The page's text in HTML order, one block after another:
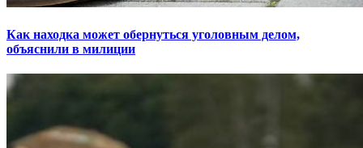
Как находка может обернуться уголовным делом,
объяснили в милиции